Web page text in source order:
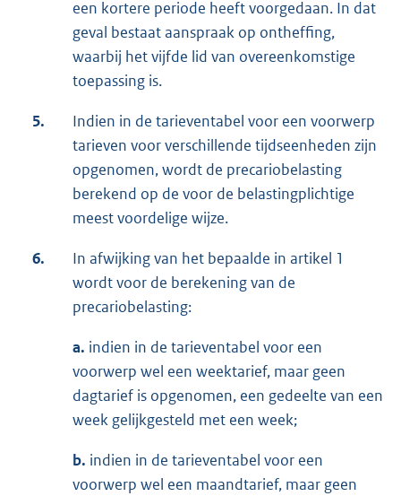
een kortere periode heeft voorgedaan. In dat
geval bestaat aanspraak op ontheffing,
waarbij het vijfde lid van overeenkomstige
toepassing is.
5.
Indien in de tarieventabel voor een voorwerp
tarieven voor verschillende tijdseenheden zijn
opgenomen, wordt de precariobelasting
berekend op de voor de belastingplichtige
meest voordelige wijze.
6.
In afwijking van het bepaalde in artikel 1
wordt voor de berekening van de
precariobelasting:
a. indien in de tarieventabel voor een
voorwerp wel een weektarief, maar geen
dagtarief is opgenomen, een gedeelte van een
week gelijkgesteld met een week;
b. indien in de tarieventabel voor een
voorwerp wel een maandtarief, maar geen